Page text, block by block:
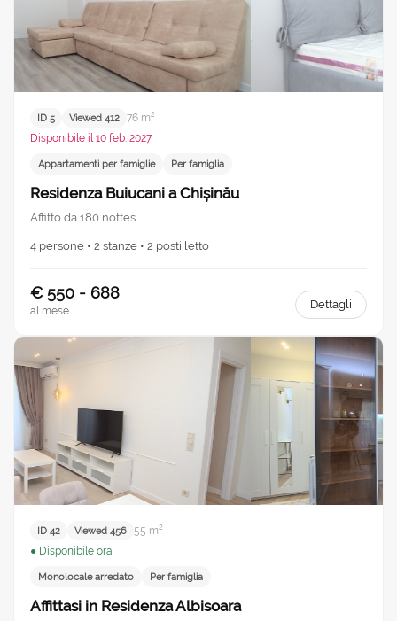
ID 5 Viewed 412
76 m²
Disponibile il 10 feb. 2027
Appartamenti per famiglie Per famiglia
Residenza Buiucani a Chișinău
Affitto da 180 nottes
4 persone • 2 stanze • 2 posti letto
€ 550 - 688
al mese Dettagli
ID 42 Viewed 456
55 m²
● Disponibile ora
Monolocale arredato Per famiglia
Affittasi in Residenza Albisoara